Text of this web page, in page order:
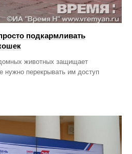
подкармливать
животных защищает
нужно перекрывать им доступ